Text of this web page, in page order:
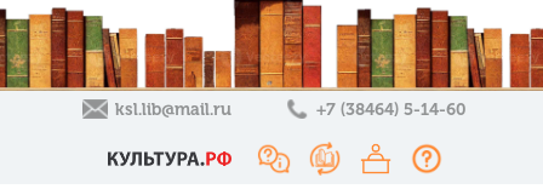
ksl.lib@mail.ru +7 (38464) 5-14-60